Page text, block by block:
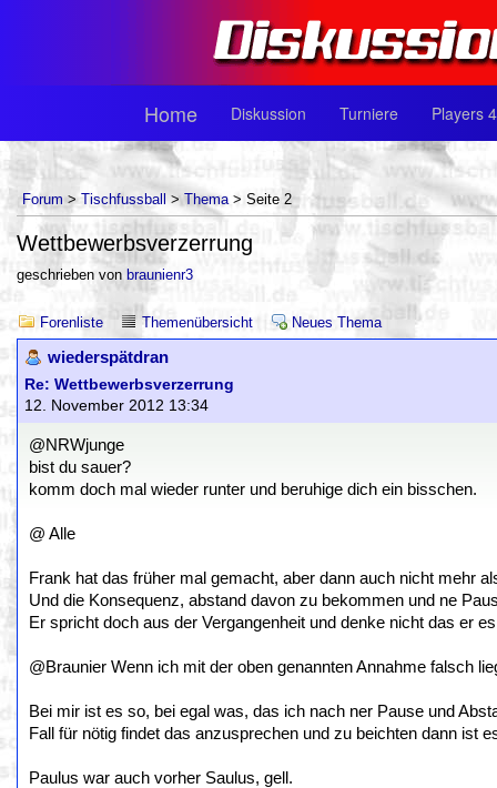
Home Diskussion Turniere Players
Forum > Tischfussball > Thema> Seite 2
Wettbewerbsverzerrung
geschrieben von braunienr3
Forenliste Themenübersicht Neues Thema
wiederspätdran
Re: Wettbewerbsverzerrung
12. November 2012 13:34
@NRWjunge
bist du sauer?
komm doch mal wieder runter und beruhige dich ein bisschen.
@ Alle
Frank hat das früher mal gemacht, aber dann auch nicht mehr
Und die Konsequenz, abstand davon zu bekommen und ne
Er spricht doch aus der Vergangenheit und denke nicht das er
@Braunier Wenn ich mit der oben genannten Annahme falsch
Bei mir ist es so, bei egal was, das ich nach ner Pause und
Fall für nötig findet das anzusprechen und zu beichten dann ist
Paulus war auch vorher Saulus, gell.